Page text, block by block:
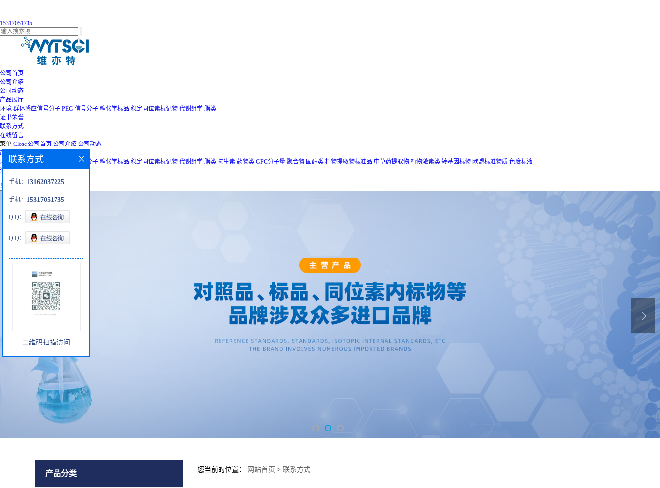
15317051735
公司首页
公司介绍
公司动态
产品展厅
环境 群体感应信号分子 PEG 信号分子 糖化学标品 稳定同位素标记物 代谢组学 脂类
证书荣誉
联系方式
在线留言
菜单 Close 公司首页 公司介绍 公司动态
产品展厅
环境 群体感应信号分子 信号分子 糖化学标品 稳定同位素标记物 代谢组学 脂类 抗生素 药物类 GPC分子量 聚合物 固醇类 植物提取物标准品 中草药提取物 植物激素类 转基因标物 欧盟标准物质 色度标液
证书荣誉 联系方式 在线留言
产品分类 您当前的位置： 网站首页 > 联系方式
联系方式
手机： 13162037225
手机： 15317051735
Q Q：
Q Q：
二维码扫描访问